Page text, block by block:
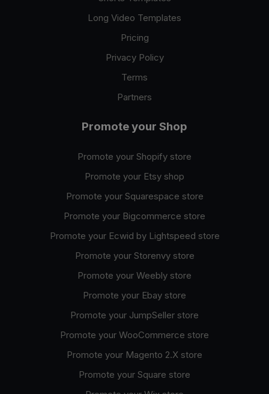
Long Video Templates
Pricing
Privacy Policy
Terms
Partners
Promote your Shop
Promote your Shopify store
Promote your Etsy shop
Promote your Squarespace store
Promote your Bigcommerce store
Promote your Ecwid by Lightspeed store
Promote your Storenvy store
Promote your Weebly store
Promote your Ebay store
Promote your JumpSeller store
Promote your WooCommerce store
Promote your Magento 2.X store
Promote your Square store